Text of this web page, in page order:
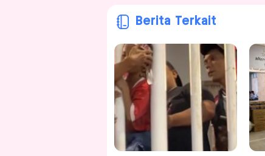
Berita Terkait